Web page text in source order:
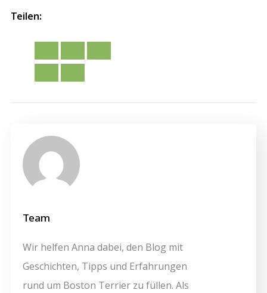
Teilen:
Team
Wir helfen Anna dabei, den Blog mit
Geschichten, Tipps und Erfahrungen
rund um Boston Terrier zu füllen. Als